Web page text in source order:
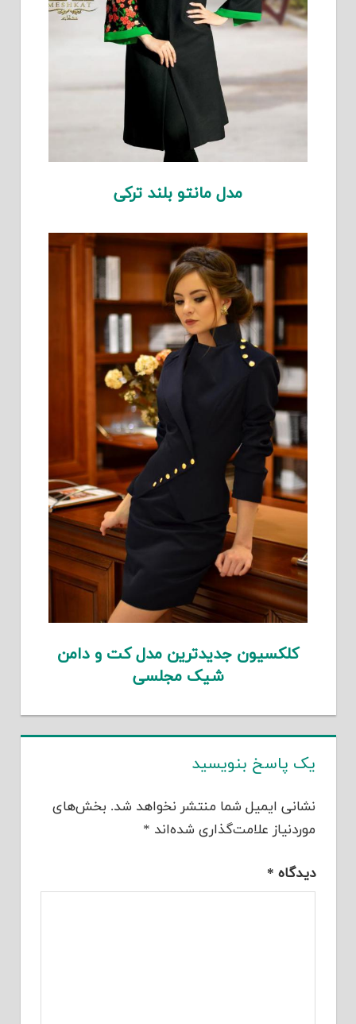
مدل مانتو بلند ترکی
کلکسیون جدیدترین مدل کت و دامن
شیک مجلسی
یک پاسخ بنویسید
نشانی ایمیل شما منتشر نخواهد شد. بخش‌های
موردنیاز علامت‌گذاری شده‌اند *
دیدگاه *